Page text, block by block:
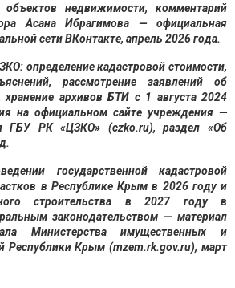
недвижимости, комментарий
Асана Ибрагимова — официальная
сети ВКонтакте, апрель 2026 года.
определение кадастровой стоимости,
рассмотрение заявлений об
архивов БТИ с 1 августа 2024
на официальном сайте учреждения —
ГБУ РК «ЦЗКО» (czko.ru), раздел «Об
государственной кадастровой
в Республике Крым в 2026 году и
строительства в 2027 году в
законодательством — материал
Министерства имущественных и
Республики Крым (mzem.rk.gov.ru), март